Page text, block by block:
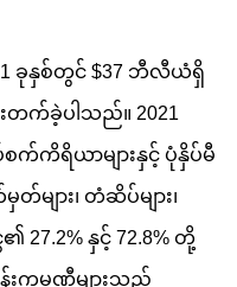
ခုနှစ်တွင် $37 ဘီလီယံရှိ
းတက်ခဲ့ပါသည်။ 2021
စက်ကိရိယာများနှင့် ပုံနှိပ်မီ
မှတ်များ၊ တံဆိပ်များ၊
27.2% နှင့် 72.8% တို့
းကုမ္ပဏီများသည်